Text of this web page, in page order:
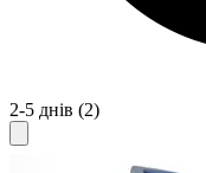
2-5 днів (2)